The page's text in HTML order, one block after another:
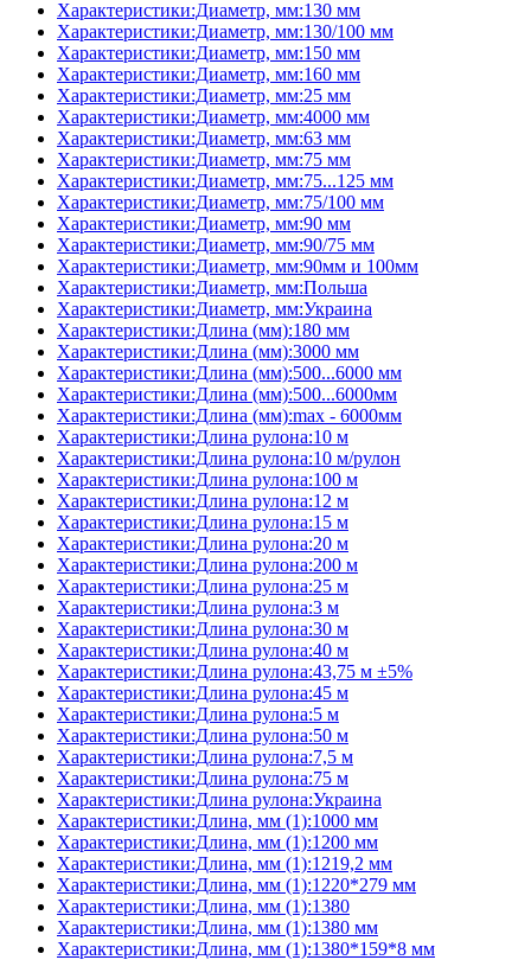
Характеристики:Диаметр, мм:130 мм
Характеристики:Диаметр, мм:130/100 мм
Характеристики:Диаметр, мм:150 мм
Характеристики:Диаметр, мм:160 мм
Характеристики:Диаметр, мм:25 мм
Характеристики:Диаметр, мм:4000 мм
Характеристики:Диаметр, мм:63 мм
Характеристики:Диаметр, мм:75 мм
Характеристики:Диаметр, мм:75...125 мм
Характеристики:Диаметр, мм:75/100 мм
Характеристики:Диаметр, мм:90 мм
Характеристики:Диаметр, мм:90/75 мм
Характеристики:Диаметр, мм:90мм и 100мм
Характеристики:Диаметр, мм:Польша
Характеристики:Диаметр, мм:Украина
Характеристики:Длина (мм):180 мм
Характеристики:Длина (мм):3000 мм
Характеристики:Длина (мм):500...6000 мм
Характеристики:Длина (мм):500...6000мм
Характеристики:Длина (мм):max - 6000мм
Характеристики:Длина рулона:10 м
Характеристики:Длина рулона:10 м/рулон
Характеристики:Длина рулона:100 м
Характеристики:Длина рулона:12 м
Характеристики:Длина рулона:15 м
Характеристики:Длина рулона:20 м
Характеристики:Длина рулона:200 м
Характеристики:Длина рулона:25 м
Характеристики:Длина рулона:3 м
Характеристики:Длина рулона:30 м
Характеристики:Длина рулона:40 м
Характеристики:Длина рулона:43,75 м ±5%
Характеристики:Длина рулона:45 м
Характеристики:Длина рулона:5 м
Характеристики:Длина рулона:50 м
Характеристики:Длина рулона:7,5 м
Характеристики:Длина рулона:75 м
Характеристики:Длина рулона:Украина
Характеристики:Длина, мм (1):1000 мм
Характеристики:Длина, мм (1):1200 мм
Характеристики:Длина, мм (1):1219,2 мм
Характеристики:Длина, мм (1):1220*279 мм
Характеристики:Длина, мм (1):1380
Характеристики:Длина, мм (1):1380 мм
Характеристики:Длина, мм (1):1380*159*8 мм